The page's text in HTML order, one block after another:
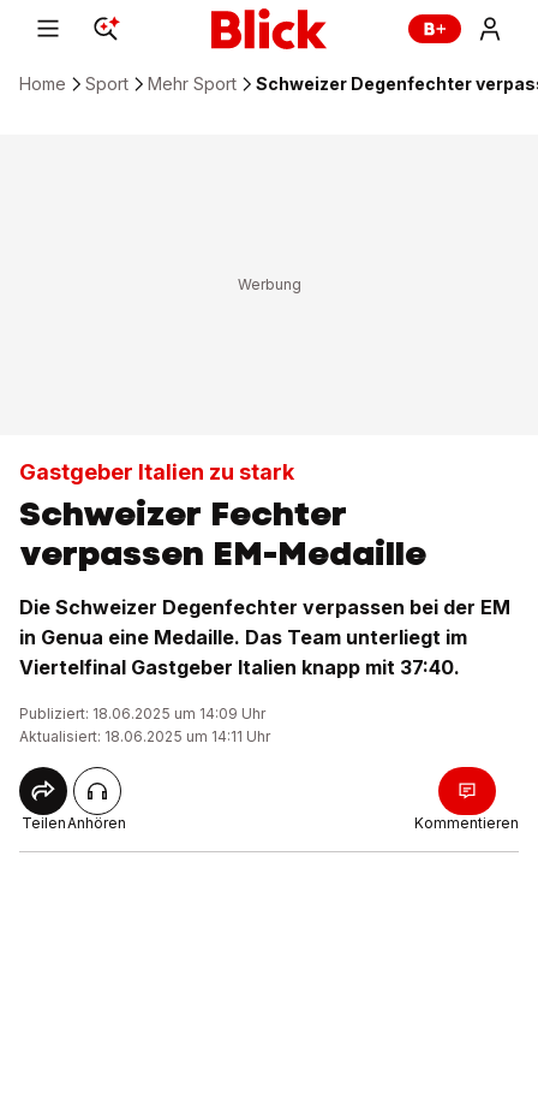
Home Sport Mehr Sport Schweizer Degenfechter
Gastgeber Italien zu stark
Schweizer Fechter
verpassen EM-Medaille
Die Schweizer Degenfechter verpassen bei der EM
in Genua eine Medaille. Das Team unterliegt im
Viertelfinal Gastgeber Italien knapp mit 37:40.
Publiziert: 18.06.2025 um 14:09 Uhr
Aktualisiert: 18.06.2025 um 14:11 Uhr
TeilenAnhören Kommentieren